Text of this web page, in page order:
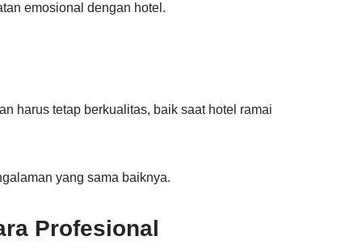
emosional dengan hotel.
harus tetap berkualitas, baik saat hotel ramai
yang sama baiknya.
Profesional